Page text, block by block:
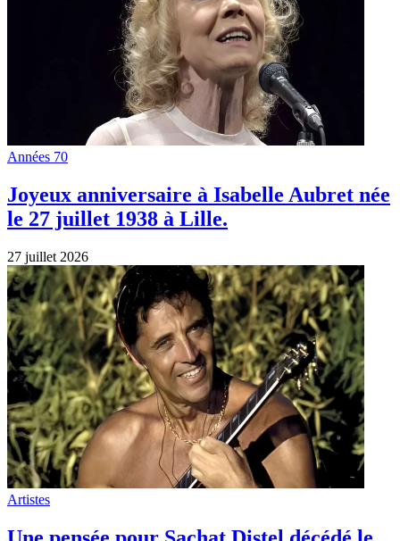
Années 70
Joyeux anniversaire à Isabelle Aubret née
le 27 juillet 1938 à Lille.
27 juillet 2026
Artistes